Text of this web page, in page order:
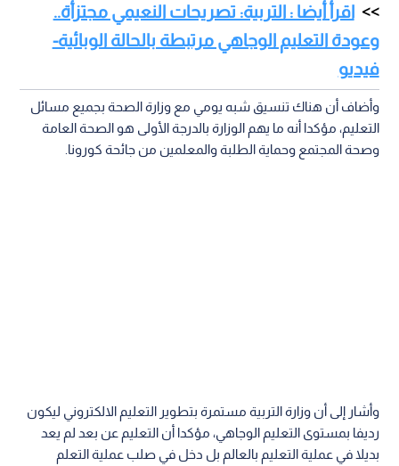
اقرأ أيضا : التربية: تصريحات النعيمي مجتزأة..
وعودة التعليم الوجاهي مرتبطة بالحالة الوبائية-
فيديو
وأضاف أن هناك تنسيق شبه يومي مع وزارة الصحة بجميع مسائل
التعليم، مؤكدا أنه ما يهم الوزارة بالدرجة الأولى هو الصحة العامة
وصحة المجتمع وحماية الطلبة والمعلمين من جائحة كورونا.
وأشار إلى أن وزارة التربية مستمرة بتطوير التعليم الالكتروني ليكون
رديفا بمستوى التعليم الوجاهي، مؤكدا أن التعليم عن بعد لم يعد
بديلا في عملية التعليم بالعالم بل دخل في صلب عملية التعلم